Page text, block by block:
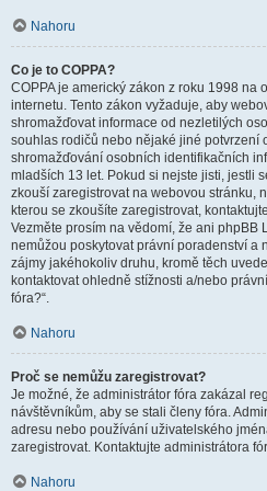
Nahoru
Co je to COPPA?
COPPA je americký zákon z roku 1998 na
internetu. Tento zákon vyžaduje, aby
shromažďovat informace od nezletilých
souhlas rodičů nebo nějaké jiné potvrzení
shromažďování osobních identifikačních
mladších 13 let. Pokud si nejste jisti, jestli
zkouší zaregistrovat na webovou stránku,
kterou se zkoušíte zaregistrovat,
Vezměte prosím na vědomí, že ani phpBB
nemůžou poskytovat právní poradenství a
zájmy jakéhokoliv druhu, kromě těch
kontaktovat ohledně stížnosti a/nebo
fóra?“.
Nahoru
Proč se nemůžu zaregistrovat?
Je možné, že administrátor fóra zakázal
návštěvníkům, aby se stali členy fóra.
adresu nebo používání uživatelského
zaregistrovat. Kontaktujte administrátora
Nahoru